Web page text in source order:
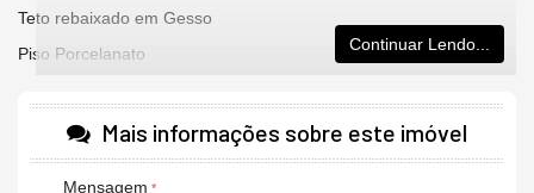
Teto rebaixado em Gesso
Piso Porcelanato
Cozinha
Continuar Lendo...
Mais informações sobre este imóvel
Mensagem